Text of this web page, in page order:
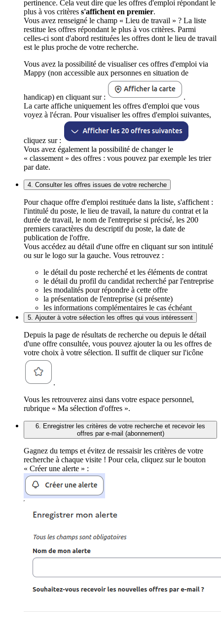
pertinence. Cela veut dire que les offres d'emploi répondant le
plus à vos critères s'affichent en premier.
Vous avez renseigné le champ « Lieu de travail » ? La liste
restitue les offres répondant le plus à vos critères. Parmi
celles-ci sont d'abord restituées les offres dont le lieu de travail
est le plus proche de votre recherche.
Vous avez la possibilité de visualiser ces offres d'emploi via
Mappy (non accessible aux personnes en situation de
handicap) en cliquant sur :
.
La carte affiche uniquement les offres d'emploi que vous
voyez à l'écran. Pour visualiser les offres d'emploi suivantes,
cliquez sur :
Vous avez également la possibilité de changer le
« classement » des offres : vous pouvez par exemple les trier
par date.
4. Consulter les offres issues de votre recherche
Pour chaque offre d'emploi restituée dans la liste, s'affichent :
l'intitulé du poste, le lieu de travail, la nature du contrat et la
durée de travail, le nom de l'entreprise si précisé, les 200
premiers caractères du descriptif du poste, la date de
publication de l'offre.
Vous accédez au détail d'une offre en cliquant sur son intitulé
ou sur le logo sur la gauche. Vous retrouvez :
le détail du poste recherché et les éléments de contrat
le détail du profil du candidat recherché par l'entreprise
les modalités pour répondre à cette offre
la présentation de l'entreprise (si présente)
les informations complémentaires le cas échéant
5. Ajouter à votre sélection les offres qui vous intéressent
Depuis la page de résultats de recherche ou depuis le détail
d'une offre consultée, vous pouvez ajouter la ou les offres de
votre choix à votre sélection. Il suffit de cliquer sur l'icône
.
Vous les retrouverez ainsi dans votre espace personnel,
rubrique « Ma sélection d'offres ».
6. Enregistrer les critères de votre recherche et recevoir les
offres par e-mail (abonnement)
Gagnez du temps et évitez de ressaisir les critères de votre
recherche à chaque visite ! Pour cela, cliquez sur le bouton
« Créer une alerte » :